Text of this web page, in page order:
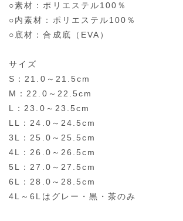
○素材：ポリエステル100％
○内素材：ポリエステル100％
○底材：合成底（EVA）
サイズ
S：21.0～21.5cm
M：22.0～22.5cm
L：23.0～23.5cm
LL：24.0～24.5cm
3L：25.0～25.5cm
4L：26.0～26.5cm
5L：27.0～27.5cm
6L：28.0～28.5cm
4L～6Lはグレー・黒・茶のみ